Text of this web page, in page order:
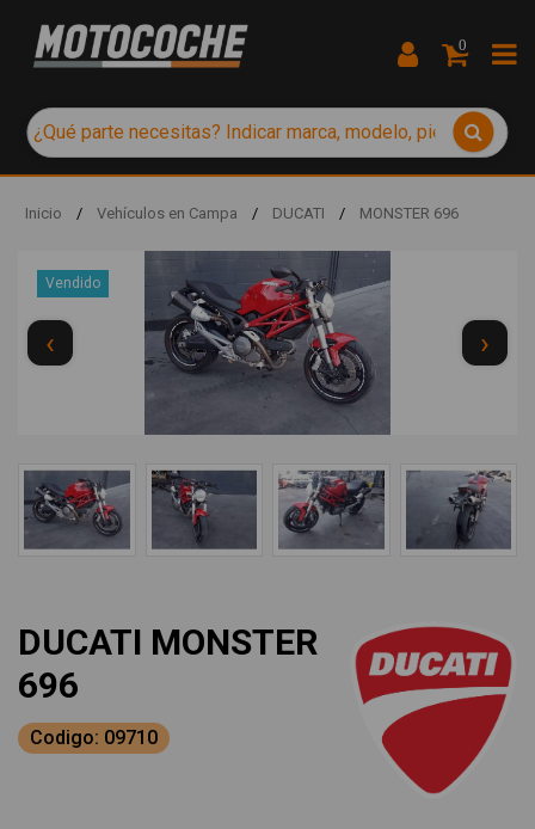
0
Inicio / Vehículos en Campa / DUCATI / MONSTER 696
Vendido
‹ ›
DUCATI MONSTER
696
Codigo: 09710